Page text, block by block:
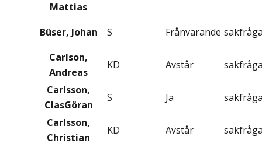
Mattias
Büser, Johan S Frånvarande
Carlson,
Andreas
KD Avstår
Carlsson,
ClasGöran
S Ja
Carlsson,
Christian
KD Avstår